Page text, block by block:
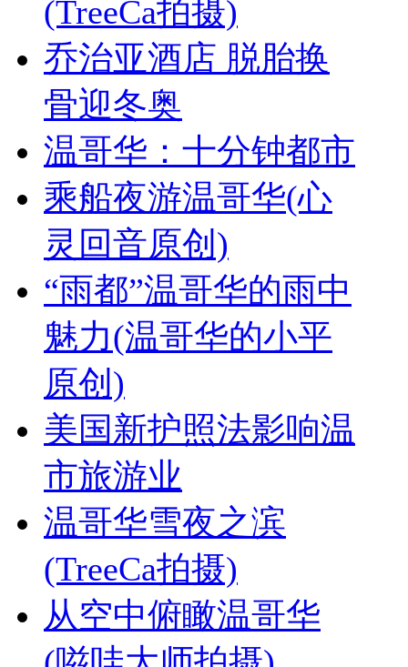
(TreeCa拍摄)
乔治亚酒店 脱胎换
骨迎冬奥
温哥华：十分钟都市
乘船夜游温哥华(心
灵回音原创)
“雨都”温哥华的雨中
魅力(温哥华的小平
原创)
美国新护照法影响温
市旅游业
温哥华雪夜之滨
(TreeCa拍摄)
从空中俯瞰温哥华